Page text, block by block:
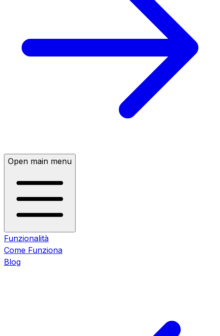
Open main menu
Funzionalità
Come Funziona
Blog